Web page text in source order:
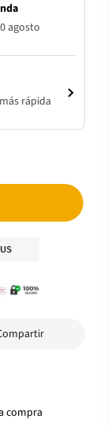
agosto
rápida
compra